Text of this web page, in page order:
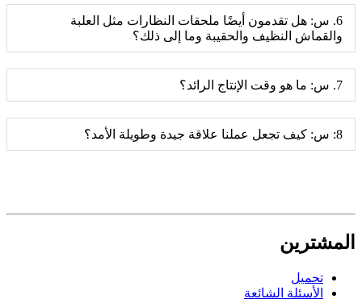
6. س: هل تقدمون أيضًا ملحقات النظارات مثل العلبة
والقماش النظيف والحقيبة وما إلى ذلك؟
7. س: ما هو وقت الإنتاج الرائد؟
8: س: ​​كيف تجعل عملنا علاقة جيدة وطويلة الأمد؟
المشترين
تحميل
الأسئلة الشائعة